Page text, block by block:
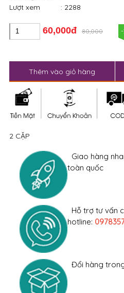
Lượt xem
: 2288
60,000đ 80,000
Thêm vào giỏ hàng
2 CẶP
Giao hàng
toàn quốc
Hỗ trợ tư vấn
hotline:
Đổi hàng trong